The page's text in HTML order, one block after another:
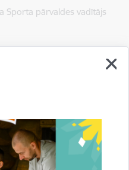
Sporta pārvaldes vadītājs